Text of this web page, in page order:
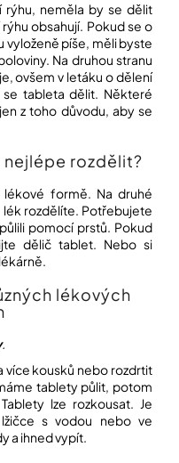
rýhu, neměla by se dělit
obsahují. Pokud se o
píše, měli byste
Na druhou stranu
ovšem v letáku o dělení
tableta dělit. Některé
z toho důvodu, aby se
nejlépe rozdělit?
formě. Na druhé
rozdělíte. Potřebujete
pomocí prstů. Pokud
dělič tablet. Nebo si
lékových
.
více kousků nebo rozdrtit
tablety půlit, potom
lze rozkousat. Je
s vodou nebo ve
a ihned vypít.